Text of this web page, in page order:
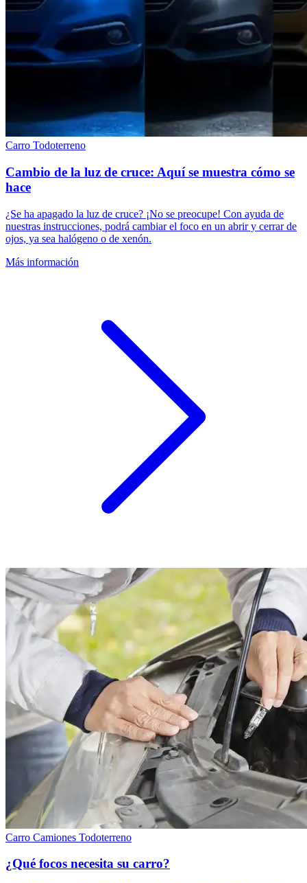
Carro Todoterreno
Cambio de la luz de cruce: Aquí se muestra cómo se
hace
¿Se ha apagado la luz de cruce? ¡No se preocupe! Con ayuda de
nuestras instrucciones, podrá cambiar el foco en un abrir y cerrar de
ojos, ya sea halógeno o de xenón.
Más información
Carro Camiones Todoterreno
¿Qué focos necesita su carro?